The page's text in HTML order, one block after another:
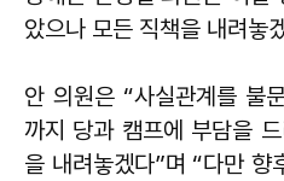
았으나 모든 직책을 내려놓
안 의원은 “사실관계를 불
까지 당과 캠프에 부담을
을 내려놓겠다”며 “다만 향